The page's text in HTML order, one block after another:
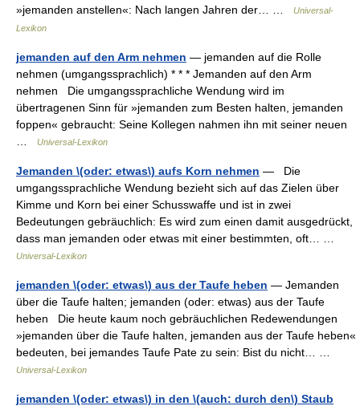
»jemanden anstellen«: Nach langen Jahren der… …
Universal-
Lexikon
jemanden auf den Arm nehmen — jemanden auf die Rolle
nehmen (umgangssprachlich) * * * Jemanden auf den Arm
nehmen Die umgangssprachliche Wendung wird im
übertragenen Sinn für »jemanden zum Besten halten, jemanden
foppen« gebraucht: Seine Kollegen nahmen ihn mit seiner neuen
Universal-Lexikon
Jemanden \(oder: etwas\) aufs Korn nehmen — Die
umgangssprachliche Wendung bezieht sich auf das Zielen über
Kimme und Korn bei einer Schusswaffe und ist in zwei
Bedeutungen gebräuchlich: Es wird zum einen damit ausgedrückt,
dass man jemanden oder etwas mit einer bestimmten, oft… …
Universal-Lexikon
jemanden \(oder: etwas\) aus der Taufe heben — Jemanden
über die Taufe halten; jemanden (oder: etwas) aus der Taufe
heben Die heute kaum noch gebräuchlichen Redewendungen
»jemanden über die Taufe halten, jemanden aus der Taufe heben«
bedeuten, bei jemandes Taufe Pate zu sein: Bist du nicht… …
Universal-Lexikon
jemanden \(oder: etwas\) in den \(auch: durch den\) Staub